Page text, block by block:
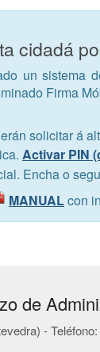
cidadá
un sistema
Firma
solicitar á
Activar PIN
Encha o
MANUALcon
de
-